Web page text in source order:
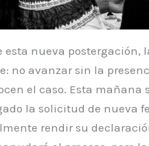
esta nueva
no avanzar sin la
el caso. Esta mañana
la solicitud de nueva
rendir su